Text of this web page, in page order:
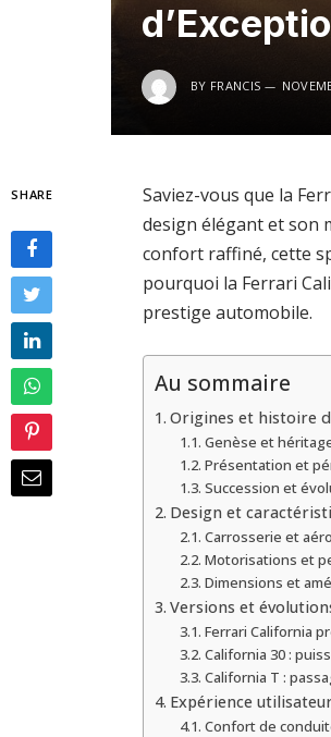
BY FRANCIS
SHARE
Saviez-vous que la
design élégant et son
confort raffiné, cette
pourquoi la Ferrari
prestige automobile.
Au sommaire
Origines et histoire
Genèse et
Présentation et
Succession et
Design et
Carrosserie et
Motorisations et
Dimensions et
Versions et
Ferrari California
California 30 :
California T :
Expérience
Confort de